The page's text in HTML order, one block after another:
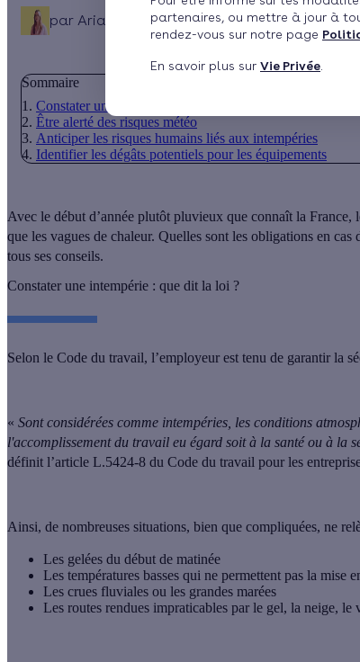
partenaires, ou mettre à jour à
rendez-vous sur notre page
En savoir plus sur Vie Privée
par Ariane DebernardiPublié le 18/06/2024 à
Sommaire
Constater une intempérie : que dit la loi ?
Être alerté des risques météo
Anticiper les risques humains liés aux intempéries
Identifier les dégâts potentiels pour les équipements
Avec le début d’année plutôt pluvieux que connaît la
que les vagues de chaleur. Quelles sont les obligations en
tous ses conseils.
Constater une intempérie : que dit la loi ?
Selon le Code du travail, l’employeur est tenu de garantir la
« Sont considérées comme intempéries, les conditions
l'accomplissementdu travail eu égard soit à la santé ou à la
définit l’article L.5424-8 du Code du travail pour les
Ainsi, de nombreuses situations, bien que compliquées, ne
Les gelées du début de matinée
Les températures basses qui ne permettent pas la mise
Les crues fluviales ou les grandes marées
Les routes rendues impraticables par le gel, la neige, le